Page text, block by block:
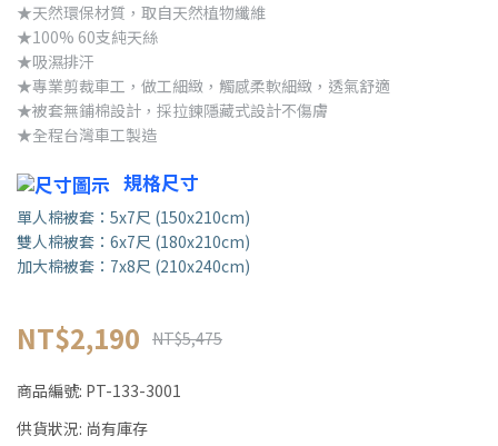
★天然環保材質，取自天然植物纖維
★100% 60支純天絲
★吸濕排汗
★專業剪裁車工，做工細緻，觸感柔軟細緻，透氣舒適
★被套無鋪棉設計，採拉鍊隱藏式設計不傷膚
★全程台灣車工製造
規格尺寸
單人棉被套：5x7尺 (150x210cm)
雙人棉被套：6x7尺 (180x210cm)
加大棉被套：7x8尺 (210x240cm)
NT$2,190 NT$5,475
商品編號: PT-133-3001
供貨狀況: 尚有庫存